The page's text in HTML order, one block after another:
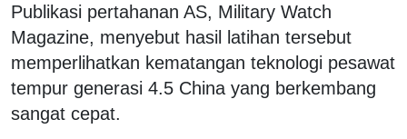
Publikasi pertahanan AS, Military Watch
Magazine, menyebut hasil latihan tersebut
memperlihatkan kematangan teknologi pesawat
tempur generasi 4.5 China yang berkembang
sangat cepat.